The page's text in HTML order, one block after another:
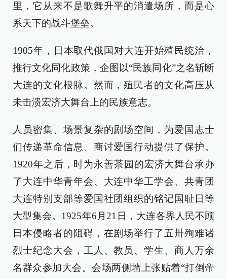
里，它从来不是歌舞升平的消遣场所，而是心
系天下的战斗堡垒。
1905年，日本取代俄国对大连开始殖民统治，
推行文化同化政策，企图以“民族同化”之名斩断
大连的文化根脉。然而，殖民者的文化高压从
未击溃宏济大舞台上的民族意志。
人员密集、场景复杂的剧场空间，为爱国志士
们传递革命信息、商讨爱国行动提供了保护。
1920年之后，时为永善茶园的宏济大舞台承办
了大连中华青年会、大连中华工学会、共青团
大连特别支部等爱国社团组织的铭记国耻日等
大型集会。1925年6月21日，大连各界人民不顾
日本侵略者的阻碍，在剧场举行了五卅殉难诸
烈士纪念大会，工人、教员、学生、商人万余
名群众参加大会。会场两侧墙上张贴着“打倒帝